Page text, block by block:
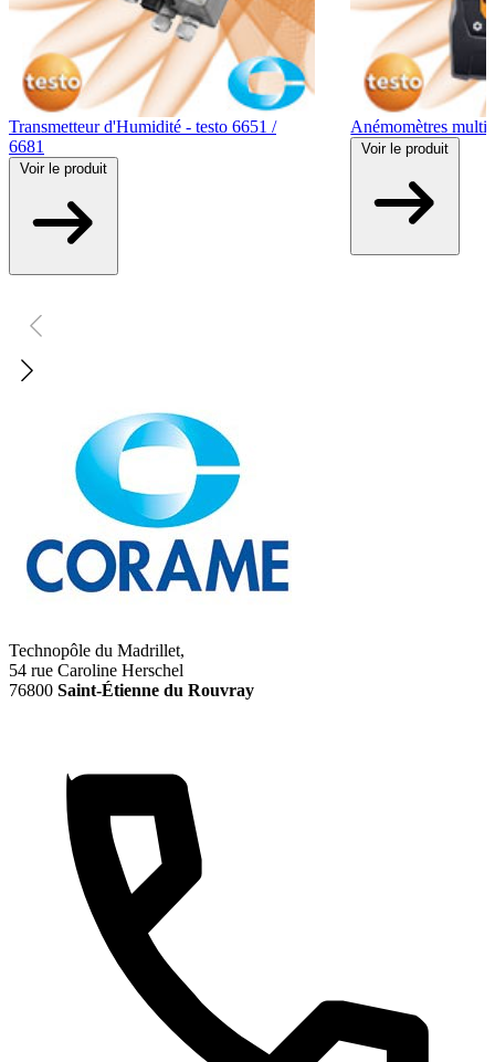
Transmetteur d'Humidité - testo 6651 /
6681
Voir le produit
Anémomètres
Voir le produit
Technopôle du Madrillet,
54 rue Caroline Herschel
76800 Saint-Étienne du Rouvray